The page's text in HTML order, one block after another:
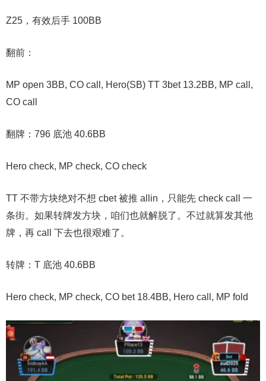
Z25，有效后手 100BB
翻前：
MP open 3BB, CO call, Hero(SB) TT 3bet 13.2BB, MP call,
CO call
翻牌：796 底池 40.6BB
Hero check, MP check, CO check
TT 不带方块绝对不想 cbet 被推 allin，只能先 check call 一
条街。如果转牌发方块，咱们也就解脱了。不过就算发其他
牌，再 call 下去也很艰难了。
转牌：T 底池 40.6BB
Hero check, MP check, CO bet 18.4BB, Hero call, MP fold